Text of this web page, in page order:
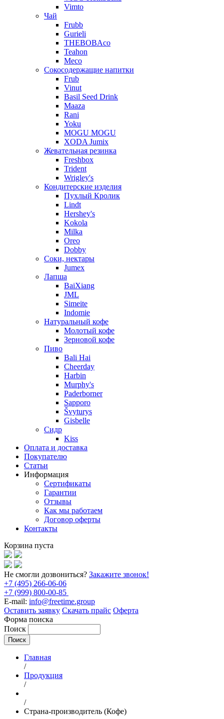
Vimto
Чай
Frubb
Gurieli
THEBOBAco
Teahon
Meco
Сокосодержащие напитки
Frub
Vinut
Basil Seed Drink
Maaza
Rani
Yoku
MOGU MOGU
XODA Jumix
Жевательная резинка
Freshbox
Trident
Wrigley's
Кондитерские изделия
Пухлый Кролик
Lindt
Hershey's
Kokola
Milka
Oreo
Dobby
Соки, нектары
Jumex
Лапша
BaiXiang
JML
Simeite
Indomie
Натуральный кофе
Молотый кофе
Зерновой кофе
Пиво
Bali Hai
Cheerday
Harbin
Murphy's
Paderborner
Sapporo
Švyturys
Gisbelle
Сидр
Kiss
Оплата и доставка
Покупателю
Статьи
Информация
Сертификаты
Гарантии
Отзывы
Как мы работаем
Договор оферты
Контакты
Корзина пуста
Не смогли дозвониться? Закажите звонок!
+7 (495) 266-06-06
+7 (999) 800-00-85
E-mail: info@freetime.group
Оставить заявку Скачать прайс Оферта
Форма поиска
Поиск
Главная
/
Продукция
/
/
Страна-производитель (Кофе)